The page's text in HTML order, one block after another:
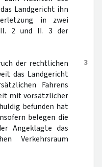
Landgericht ihn
in zwei
2 und II. 3 der
3
der rechtlichen
das Landgericht
Fahrens
mit vorsätzlicher
befunden hat
belegen die
Angeklagte das
Verkehrsraum